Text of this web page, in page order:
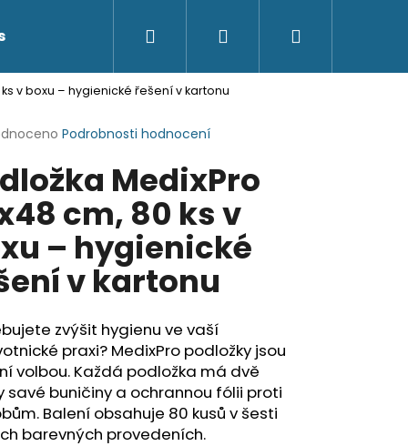
Přihlášení
v boxu – hygienické řešení v kartonu
Podrobnosti hodnocení
MedixPro
cm, 80 ks v
– hygienické
v kartonu
zvýšit hygienu ve vaší
praxi? MedixPro podložky jsou
volbou. Každá podložka má dvě
savé buničiny a ochrannou fólii proti
Balení obsahuje 80 kusů v šesti
barevných provedeních.